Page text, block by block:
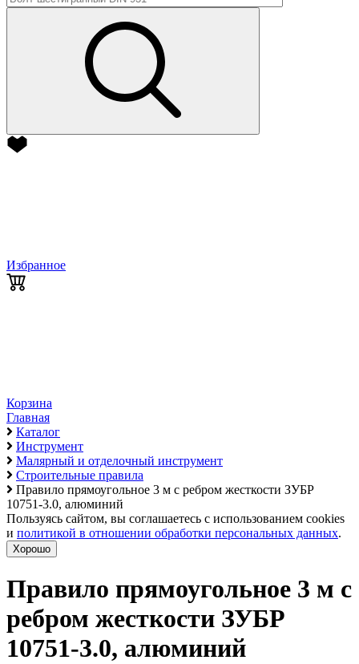
Избранное
Корзина
Главная
Каталог
Инструмент
Малярный и отделочный инструмент
Строительные правила
Правило прямоугольное 3 м с ребром жесткости ЗУБР
10751-3.0, алюминий
Пользуясь сайтом, вы соглашаетесь с использованием cookies
и политикой в отношении обработки персональных данных.
Хорошо
Правило прямоугольное 3 м с
ребром жесткости ЗУБР
10751-3.0, алюминий